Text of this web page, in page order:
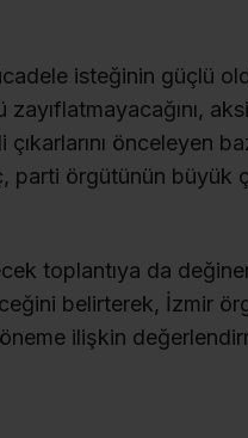
isteğinin güçlü
önceleyen
parti örgütünün
toplantıya da
belirterek, İzmir
ilişkin